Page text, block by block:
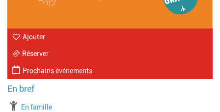
Ajouter
Réserver
Prochains événements
À partir de
En famille